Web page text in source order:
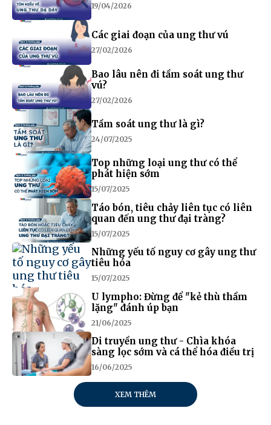
19/04/2026
Các giai đoạn của ung thư vú
27/02/2026
Bao lâu nên đi tầm soát ung thư
vú?
27/02/2026
Tầm soát ung thư là gì?
24/07/2025
Top những loại ung thư có thể
phát hiện sớm
15/07/2025
Táo bón, tiêu chảy liên tục có liên
quan đến ung thư đại tràng?
15/07/2025
Những yếu tố nguy cơ gây ung thư
tiêu hóa
15/07/2025
U lympho: Đừng để "kẻ thù thầm
lặng" đánh úp bạn
21/06/2025
Di truyền ung thư - Chìa khóa
sàng lọc sớm và cá thể hóa điều trị
16/06/2025
XEM THÊM